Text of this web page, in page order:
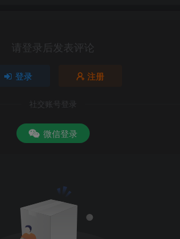
请登录后发表评论
登录 注册
社交账号登录
微信登录